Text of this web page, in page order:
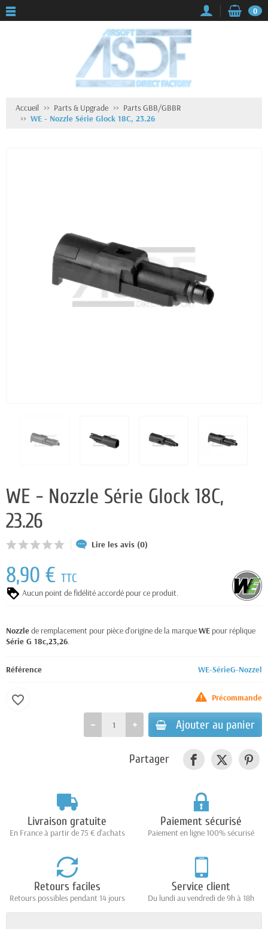
0
Accueil Parts & Upgrade
Parts GBB/GBBR
WE - Nozzle Série Glock 18C, 23.26
WE - Nozzle Série Glock 18C,
23.26
Lire les avis (0)
8,90 € TTC
Aucun point de fidélité accordé pour ce produit.
Nozzlede remplacement pour pièce d'origine de la marqueWE pour réplique
Série G 18c,23,26.
Référence WE-SérieG-Nozzel
Précommande
Ajouter au panier
favorite_border
Partager
Livraison gratuite
En France à partir de 75 € d'achats
Paiement sécurisé
Paiement en ligne 100% sécurisé
Retours faciles
Retours possibles pendant 14 jours
Service client
Du lundi au vendredi de 9h à 18h